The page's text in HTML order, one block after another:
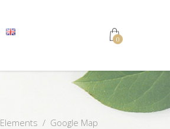
0
Elements / Google Map